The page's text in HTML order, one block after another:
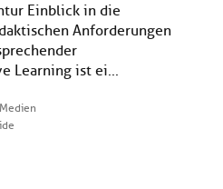
Einblick in die
Anforderungen
Learning ist ei...
Medien